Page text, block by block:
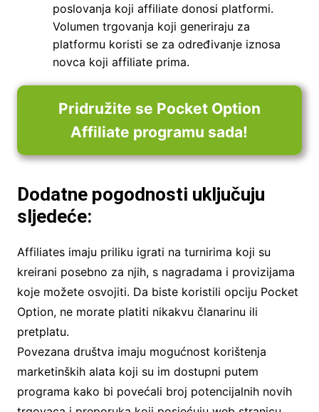
poslovanja koji affiliate donosi platformi.
Volumen trgovanja koji generiraju za
platformu koristi se za određivanje iznosa
novca koji affiliate prima.
Pridružite se Pocket Option
Affiliate programu sada!
Dodatne pogodnosti uključuju
sljedeće:
Affiliates imaju priliku igrati na turnirima koji su
kreirani posebno za njih, s nagradama i provizijama
koje možete osvojiti. Da biste koristili opciju Pocket
Option, ne morate platiti nikakvu članarinu ili
pretplatu.
Povezana društva imaju mogućnost korištenja
marketinških alata koji su im dostupni putem
programa kako bi povećali broj potencijalnih novih